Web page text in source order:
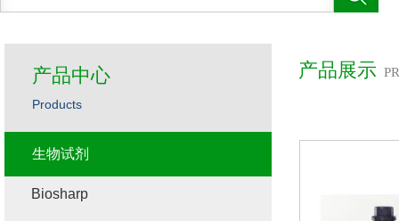
产品展示
产品中心
Products
生物试剂
Biosharp